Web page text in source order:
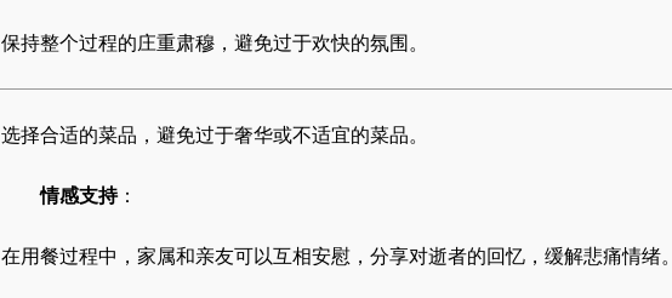
保持整个过程的庄重肃穆，避免过于欢快的氛围。
选择合适的菜品，避免过于奢华或不适宜的菜品。
情感支持：
在用餐过程中，家属和亲友可以互相安慰，分享对逝者的回忆，缓解悲痛情绪。